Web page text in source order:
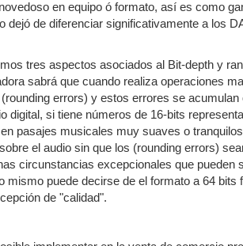
en equipo ó formato, así es como
de diferenciar significativamente a los
tres aspectos asociados al Bit-depth y
sabrá que cuando realiza operaciones
errors) y estos errores se acumulan
si tiene números de 16-bits
pasajes musicales muy suaves o
el audio sin que los (rounding errors)
circunstancias excepcionales que pueden
puede decirse de el formato a 64 bits
de "calidad".